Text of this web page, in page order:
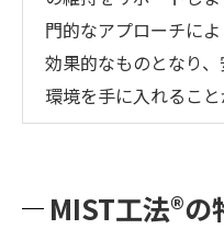
門的なアプローチに
効果的なものとなり
環境を手に入れること
MIST工法®の